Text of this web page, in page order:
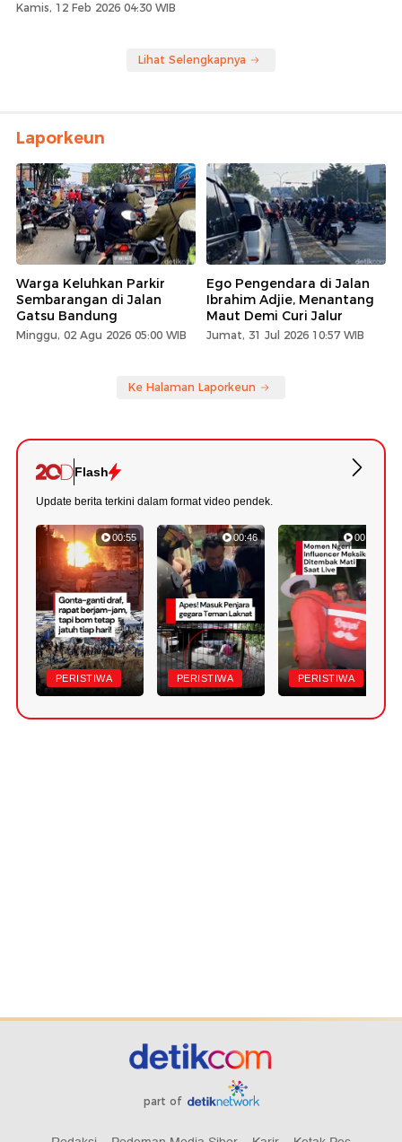
Kamis, 12 Feb 2026 04:30 WIB
Lihat Selengkapnya
Laporkeun
Warga Keluhkan Parkir
Sembarangan di Jalan
Gatsu Bandung
Minggu, 02 Agu 2026 05:00 WIB
Ego Pengendara di Jalan
Ibrahim Adjie, Menantang
Maut Demi Curi Jalur
Jumat, 31 Jul 2026 10:57 WIB
Ke Halaman Laporkeun
Flash
Update berita terkini dalam format video pendek.
00:55
PERISTIWA
00:46
PERISTIWA
00:49
PERISTIWA
part of